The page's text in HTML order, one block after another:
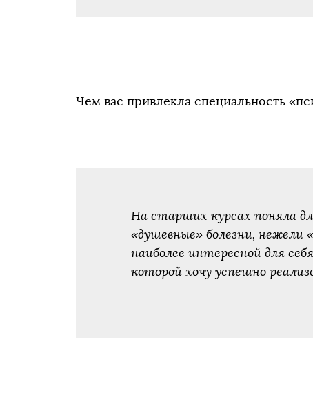
Чем вас привлекла специальность
На старших курсах поняла
«душевные» болезни,
наиболее интересной для
которой хочу успешно